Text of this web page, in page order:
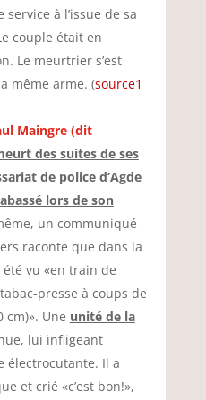
à l’issue de sa
couple était en
Le meurtrier s’est
même arme. (source1
Maingre (dit
des suites de ses
de police d’Agde
lors de son
un communiqué
raconte que dans la
vu «en train de
presse à coups de
cm)». Une unité de la
lui infligeant
électrocutante. Il a
et crié «c’est bon!»,